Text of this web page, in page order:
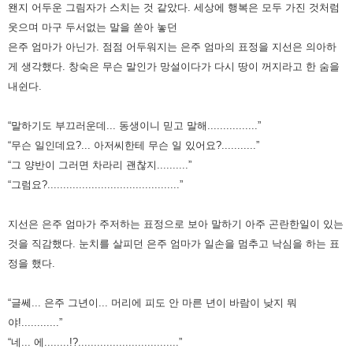
왠지 어두운 그림자가 스치는 것 같았다. 세상에 행복은 모두 가진 것처럼
웃으며 마구 두서없는 말을 쏟아 놓던
은주 엄마가 아닌가. 점점 어두워지는 은주 엄마의 표정을 지선은 의아하
게 생각했다. 창숙은 무슨 말인가 망설이다가 다시 땅이 꺼지라고 한 숨을
내쉰다.
“말하기도 부끄러운데... 동생이니 믿고 말해................”
“무슨 일인데요?... 아저씨한테 무슨 일 있어요?...........”
“그 양반이 그러면 차라리 괜찮지..........”
“그럼요?..........................................”
지선은 은주 엄마가 주저하는 표정으로 보아 말하기 아주 곤란한일이 있는
것을 직감했다. 눈치를 살피던 은주 엄마가 일손을 멈추고 낙심을 하는 표
정을 했다.
“글쎄... 은주 그년이... 머리에 피도 안 마른 년이 바람이 낮지 뭐
야!............”
“네... 에........!?................................”